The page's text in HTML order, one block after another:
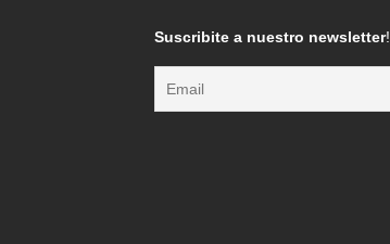
Suscribite a nuestro newsletter!